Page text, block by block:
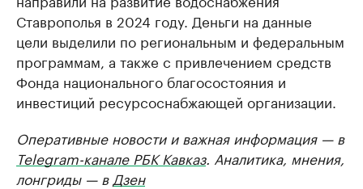
Ставрополья в 2024 году. Деньги на данные
цели выделили по региональным и федеральным
программам, а также с привлечением средств
Фонда национального благосостояния и
инвестиций ресурсоснабжающей организации.
Оперативные новости и важная информация — в
Telegram-канале РБК Кавказ. Аналитика, мнения,
лонгриды — в Дзен